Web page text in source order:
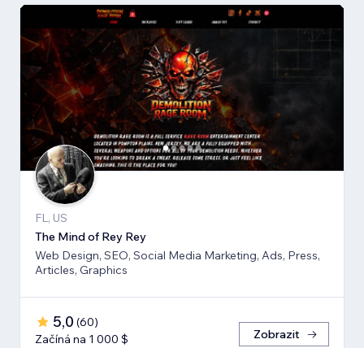
FL, US
The Mind of Rey Rey
Web Design, SEO, Social Media Marketing, Ads, Press,
Articles, Graphics
5,0 (60)
Začíná na 1 000 $
Zobrazit